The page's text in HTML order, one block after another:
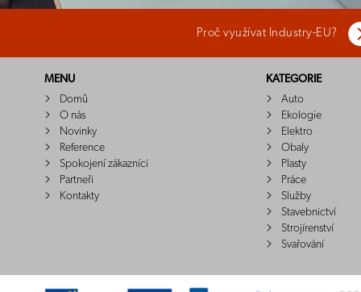
Proč využívat Industry-EU?
MENU
Domů
O nás
Novinky
Reference
Spokojení zákazníci
Partneři
Kontakty
KATEGORIE
Auto
Ekologie
Elektro
Obaly
Plasty
Práce
Služby
Stavebnictví
Strojírenství
Svařování